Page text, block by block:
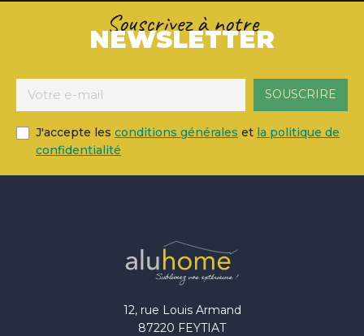
Souscrivez à notre
NEWSLETTER
J'accepte les conditions générales et la politique de
confidentialité
12, rue Louis Armand
87220 FEYTIAT